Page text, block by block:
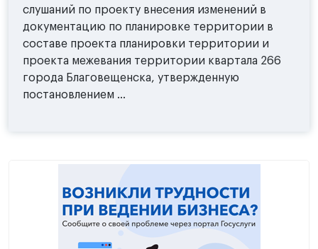
слушаний по проекту внесения изменений в
документацию по планировке территории в
составе проекта планировки территории и
проекта межевания территории квартала 266
города Благовещенска, утвержденную
постановлением ...